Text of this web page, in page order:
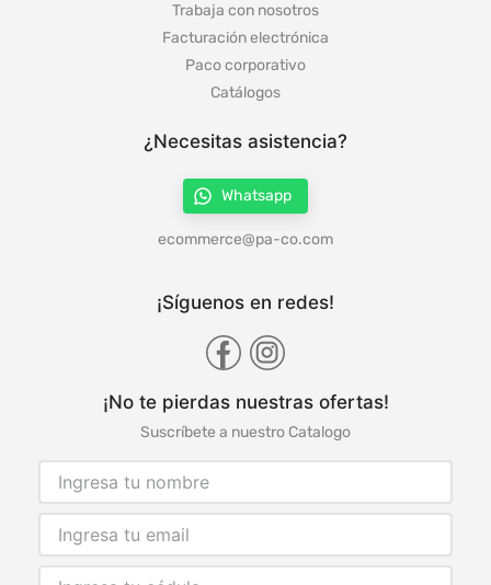
Trabaja con nosotros
Facturación electrónica
Paco corporativo
Catálogos
¿Necesitas asistencia?
Whatsapp
ecommerce@pa-co.com
¡Síguenos en redes!
¡No te pierdas nuestras ofertas!
Suscríbete a nuestro Catalogo